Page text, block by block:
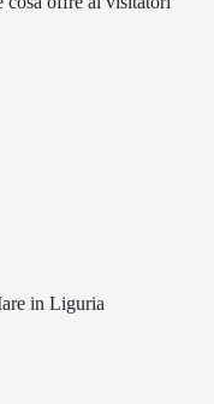
in Liguria